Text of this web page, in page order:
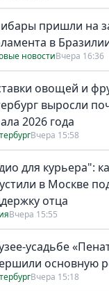
пришли на
в
новостиВчера 16:36
овощей и
выросли
2026 года
Вчера 15:58
для курьера":
в Москве
отца
Вчера 15:55
усадьбе
основную
Вчера 15:18